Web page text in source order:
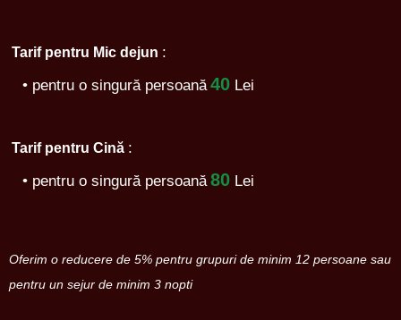
Tarif pentru Mic dejun :
• pentru o singură persoană 40 Lei
Tarif pentru Cină :
• pentru o singură persoană 80 Lei
Oferim o reducere de 5% pentru grupuri de minim 12 persoane sau
pentru un sejur de minim 3 nopti